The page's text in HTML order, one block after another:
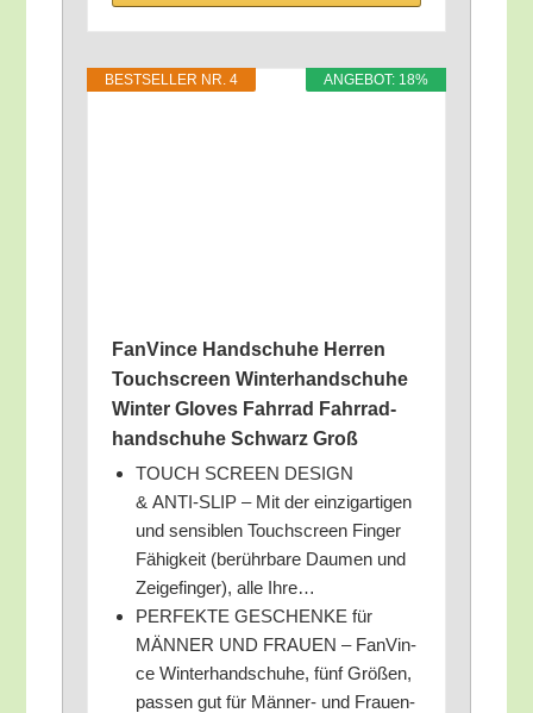
ANGE­BOT: 18%
BEST­SEL­LER NR. 4
Fan­Vin­ce Hand­schu­he Her­ren
Touch­screen Win­ter­hand­schu­he
Win­ter Gloves Fahr­rad Fahr­rad­
hand­schu­he Schwarz Groß
TOUCH SCREEN DESIGN
& ANTI-SLIP – Mit der ein­zig­ar­ti­gen
und sen­si­blen Touch­screen Fin­ger
Fähig­keit (berühr­ba­re Dau­men und
Zei­ge­fin­ger), alle Ihre…
PERFEKTE GESCHENKE für
MÄNNER UND FRAUEN – Fan­Vin­
ce Win­ter­hand­schu­he, fünf Grö­ßen,
pas­sen gut für Män­ner- und Frau­en­